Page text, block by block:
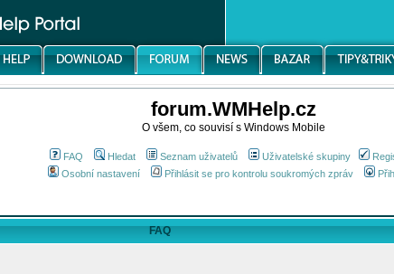
forum.WMHelp.cz
O všem, co souvisí s Windows Mobile
FAQ Hledat Seznam uživatelů Uživatelské skupiny
Osobní nastavení
Přihlásit se pro kontrolu soukromých zpráv
FAQ